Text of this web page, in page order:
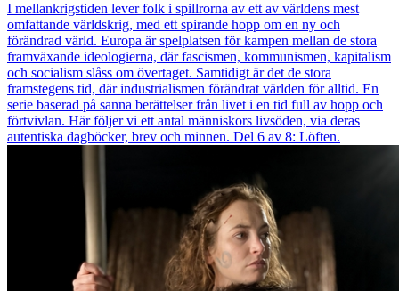
I mellankrigstiden lever folk i spillrorna av ett av världens mest
omfattande världskrig, med ett spirande hopp om en ny och
förändrad värld. Europa är spelplatsen för kampen mellan de stora
framväxande ideologierna, där fascismen, kommunismen, kapitalism
och socialism slåss om övertaget. Samtidigt är det de stora
framstegens tid, där industrialismen förändrat världen för alltid. En
serie baserad på sanna berättelser från livet i en tid full av hopp och
förtvivlan. Här följer vi ett antal människors livsöden, via deras
autentiska dagböcker, brev och minnen. Del 6 av 8: Löften.